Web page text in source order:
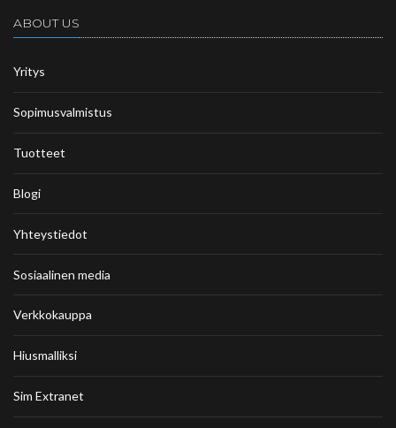
ABOUT US
Yritys
Sopimusvalmistus
Tuotteet
Blogi
Yhteystiedot
Sosiaalinen media
Verkkokauppa
Hiusmalliksi
Sim Extranet